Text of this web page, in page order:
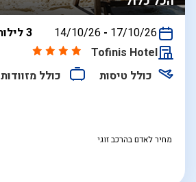
בין
14/10/26 - 17/10/26
3 לילות
Tofinis Hotel
כולל טיסות
כולל מזוודות
מחיר לאדם בהרכב זוגי